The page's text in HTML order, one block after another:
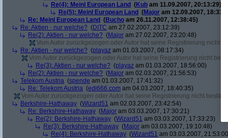
Re(4): Meinl European Land (Kub am 11.09.2007, 20:13:29)
Re(5): Meinl European Land (Major am 12.09.2007,
Re: Meinl European Land (Bucho am 26.11.2007, 12:38:45)
Re: Aktien - nur welche? (DITC am 27.02.2007, 23:12:39)
Re(2): Aktien - nur welche? (Major am 27.02.2007, 23:20:48)
Vom Autor zurückgezogen oder Autor hat seine Registrierung nicht
Re: Aktien - nur welche? (playaz am 01.03.2007, 08:17:34)
Vom Autor zurückgezogen oder Autor hat seine Registrierung nicht
Re(3): Aktien - nur welche? (playaz am 01.03.2007, 18:56:00)
Re(2): Aktien - nur welche? (Major am 02.03.2007, 21:56:53)
Telekom Austria (spende am 01.03.2007, 17:41:32)
Re: Telekom Austria (edi666.com am 04.03.2007, 18:40:35)
Vom Autor zurückgezogen oder Autor hat seine Registrierung nicht
Berkshire-Hathaway (Wizard51 am 02.03.2007, 23:42:54)
Re: Berkshire-Hathaway (Major am 03.03.2007, 17:30:21)
Re(2): Berkshire-Hathaway (Wizard51 am 03.03.2007, 17:33:23)
Re(3): Berkshire-Hathaway (Major am 03.03.2007, 19:10:48)
Re(4): Berkshire-Hathaway (Wizard51 am 03.03.2007,